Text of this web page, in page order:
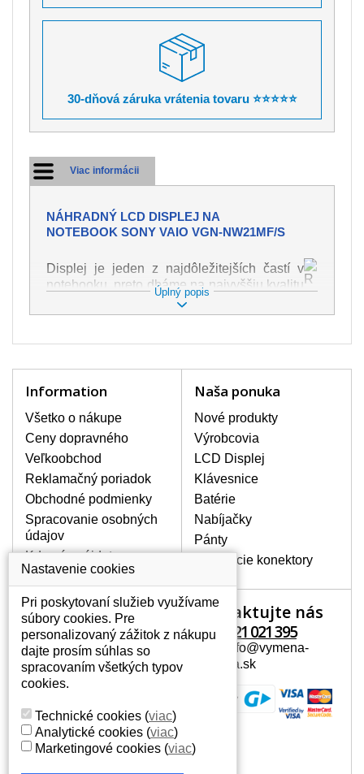
30-dňová záruka vrátenia tovaru ⭐⭐⭐⭐⭐
Viac informácii
NÁHRADNÝ LCD DISPLEJ NA
NOTEBOOK SONY VAIO VGN-NW21MF/S
Displej je jeden z najdôležitejších častí v
notebooku, preto dbáme na najvyššiu kvalitu
tohto náhradného dielu. Slúži k
zobrazovaniu textu či obrazu v rôznej
najväčšou opatrnosťou. Medzi najčastejšie
poškodenie napr. prasklinu alebo
poškrábanie. Ďalej zvislé pruhy, nesvietiaci
displej, preblikávanie alebo nerovnomerný
jas.
LCD DISPLEJE NAJVYŠŠEJ
KVALITY !
Skladom držíme len originálne displeje, ktoré
spĺňajú vysokú kvalitu triedy A+ bez chybných
pixelov a to po celú dobu záruky.
AKO ZISTÍTE AKÝ POTREBUJETE
DISPLEJ PRE SVOJ NOTEBOOK?
Displej je možné dohľadať podľa modelu
notebooku, ktorý je uvedený na spodnej
strane notebooku na štítku alebo pod
batériou. Býva tiež znázornený na
rámčeku alebo pri klávesnici. V prípade,
že máte displej demontovaný, dohľadáte
to vďaka modelovému označeniu z
displeja, ktoré sa nachádza na štítku pri
EAN kóde.
Úplný popis
Information
Všetko o nákupe
Ceny dopravného
Veľkoobchod
Reklamačný poriadok
Obchodné podmienky
Spracovanie osobných
údajov
Kde nás nájdete
Naša ponuka
Nové produkty
Výrobcovia
LCD Displej
Klávesnice
Batérie
Nabíjačky
Pánty
Napájacie konektory
Váš účet
Váš účet
Osobné informácie
Adresy
Kontaktujte nás
+421 221 021 395
Mail: info@vymena-
displeja.sk
Nastavenie cookies
Pri poskytovaní služieb využívame
súbory cookies. Pre
personalizovaný zážitok z nákupu
dajte prosím súhlas so
spracovaním všetkých typov
cookies.
Technické cookies (viac)
Analytické cookies (viac)
Marketingové cookies (viac)